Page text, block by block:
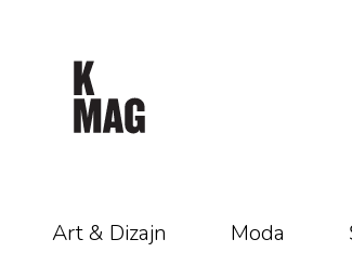
Art & Dizajn Moda